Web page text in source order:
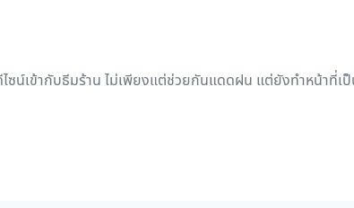
ไซน์เข้ากับธีมร้าน ไม่เพียงแต่ช่วยกันแดดฝน แต่ยังทำหน้า